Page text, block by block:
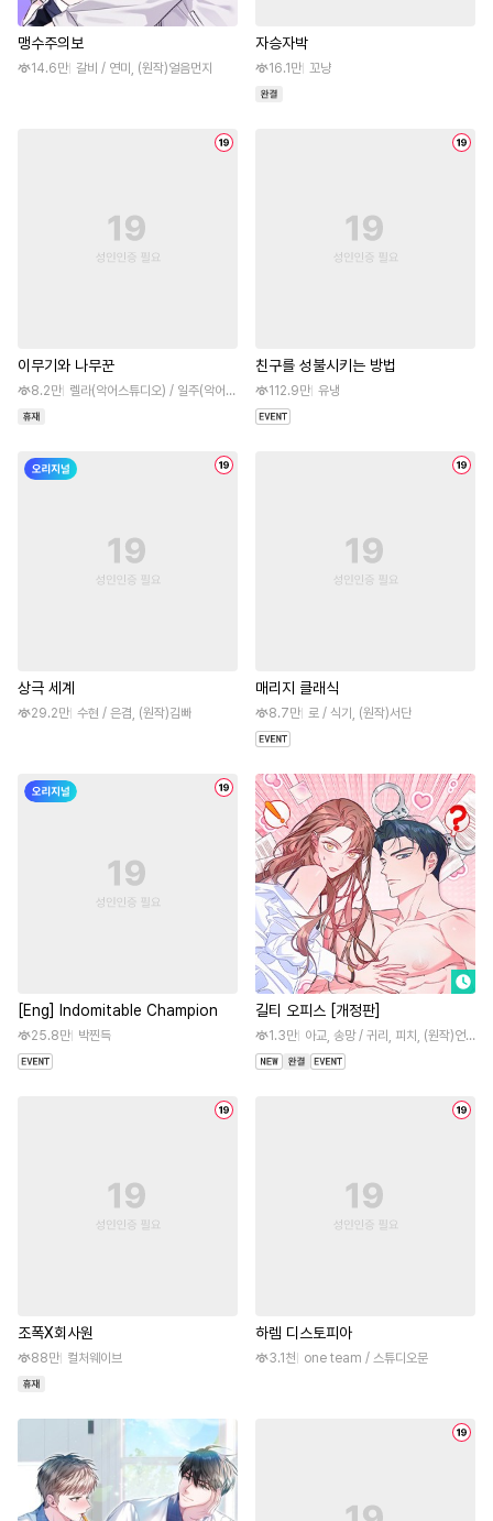
맹수주의보
14.6만 갈비 / 연미, (원작)얼음먼지
자승자박
16.1만 꼬냥
이무기와 나무꾼
8.2만 렐라(악어스튜디오) / 일주(악어스튜디오), (원작)와퍼s
친구를 성불시키는 방법
112.9만 유냉
상극 세계
29.2만 수현 / 은겸, (원작)김빠
매리지 클래식
8.7만 로 / 식기, (원작)서단
[Eng] Indomitable Champion
25.8만 박찐득
길티 오피스 [개정판]
1.3만 아교, 송망 / 귀리, 피치, (원작)언솝
조폭X회사원
88만 컬처웨이브
하렘 디스토피아
3.1천 one team / 스튜디오문